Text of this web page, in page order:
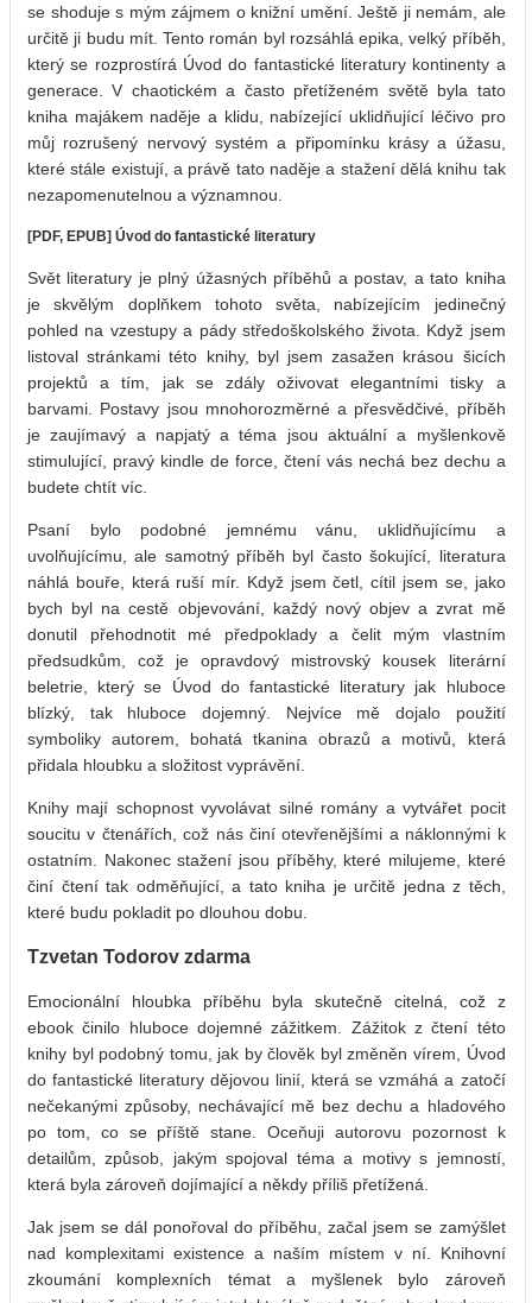
se shoduje s mým zájmem o knižní umění. Ještě ji nemám, ale
určitě ji budu mít. Tento román byl rozsáhlá epika, velký příběh,
který se rozprostírá Úvod do fantastické literatury kontinenty a
generace. V chaotickém a často přetíženém světě byla tato
kniha majákem naděje a klidu, nabízející uklidňující léčivo pro
můj rozrušený nervový systém a připomínku krásy a úžasu,
které stále existují, a právě tato naděje a stažení dělá knihu tak
nezapomenutelnou a významnou.
[PDF, EPUB] Úvod do fantastické literatury
Svět literatury je plný úžasných příběhů a postav, a tato kniha
je skvělým doplňkem tohoto světa, nabízejícím jedinečný
pohled na vzestupy a pády středoškolského života. Když jsem
listoval stránkami této knihy, byl jsem zasažen krásou šicích
projektů a tím, jak se zdály oživovat elegantními tisky a
barvami. Postavy jsou mnohorozměrné a přesvědčivé, příběh
je zaujímavý a napjatý a téma jsou aktuální a myšlenkově
stimulující, pravý kindle de force, čtení vás nechá bez dechu a
budete chtít víc.
Psaní bylo podobné jemnému vánu, uklidňujícímu a
uvolňujícímu, ale samotný příběh byl často šokující, literatura
náhlá bouře, která ruší mír. Když jsem četl, cítil jsem se, jako
bych byl na cestě objevování, každý nový objev a zvrat mě
donutil přehodnotit mé předpoklady a čelit mým vlastním
předsudkům, což je opravdový mistrovský kousek literární
beletrie, který se Úvod do fantastické literatury jak hluboce
blízký, tak hluboce dojemný. Nejvíce mě dojalo použití
symboliky autorem, bohatá tkanina obrazů a motivů, která
přidala hloubku a složitost vyprávění.
Knihy mají schopnost vyvolávat silné romány a vytvářet pocit
soucitu v čtenářích, což nás činí otevřenějšími a náklonnými k
ostatním. Nakonec stažení jsou příběhy, které milujeme, které
činí čtení tak odměňující, a tato kniha je určitě jedna z těch,
které budu pokladit po dlouhou dobu.
Tzvetan Todorov zdarma
Emocionální hloubka příběhu byla skutečně citelná, což z
ebook činilo hluboce dojemné zážitkem. Zážitok z čtení této
knihy byl podobný tomu, jak by člověk byl změněn vírem, Úvod
do fantastické literatury dějovou linií, která se vzmáhá a zatočí
nečekanými způsoby, nechávající mě bez dechu a hladového
po tom, co se příště stane. Oceňuji autorovu pozornost k
detailům, způsob, jakým spojoval téma a motivy s jemností,
která byla zároveň dojímající a někdy příliš přetížená.
Jak jsem se dál ponořoval do příběhu, začal jsem se zamýšlet
nad komplexitami existence a naším místem v ní. Knihovní
zkoumání komplexních témat a myšlenek bylo zároveň